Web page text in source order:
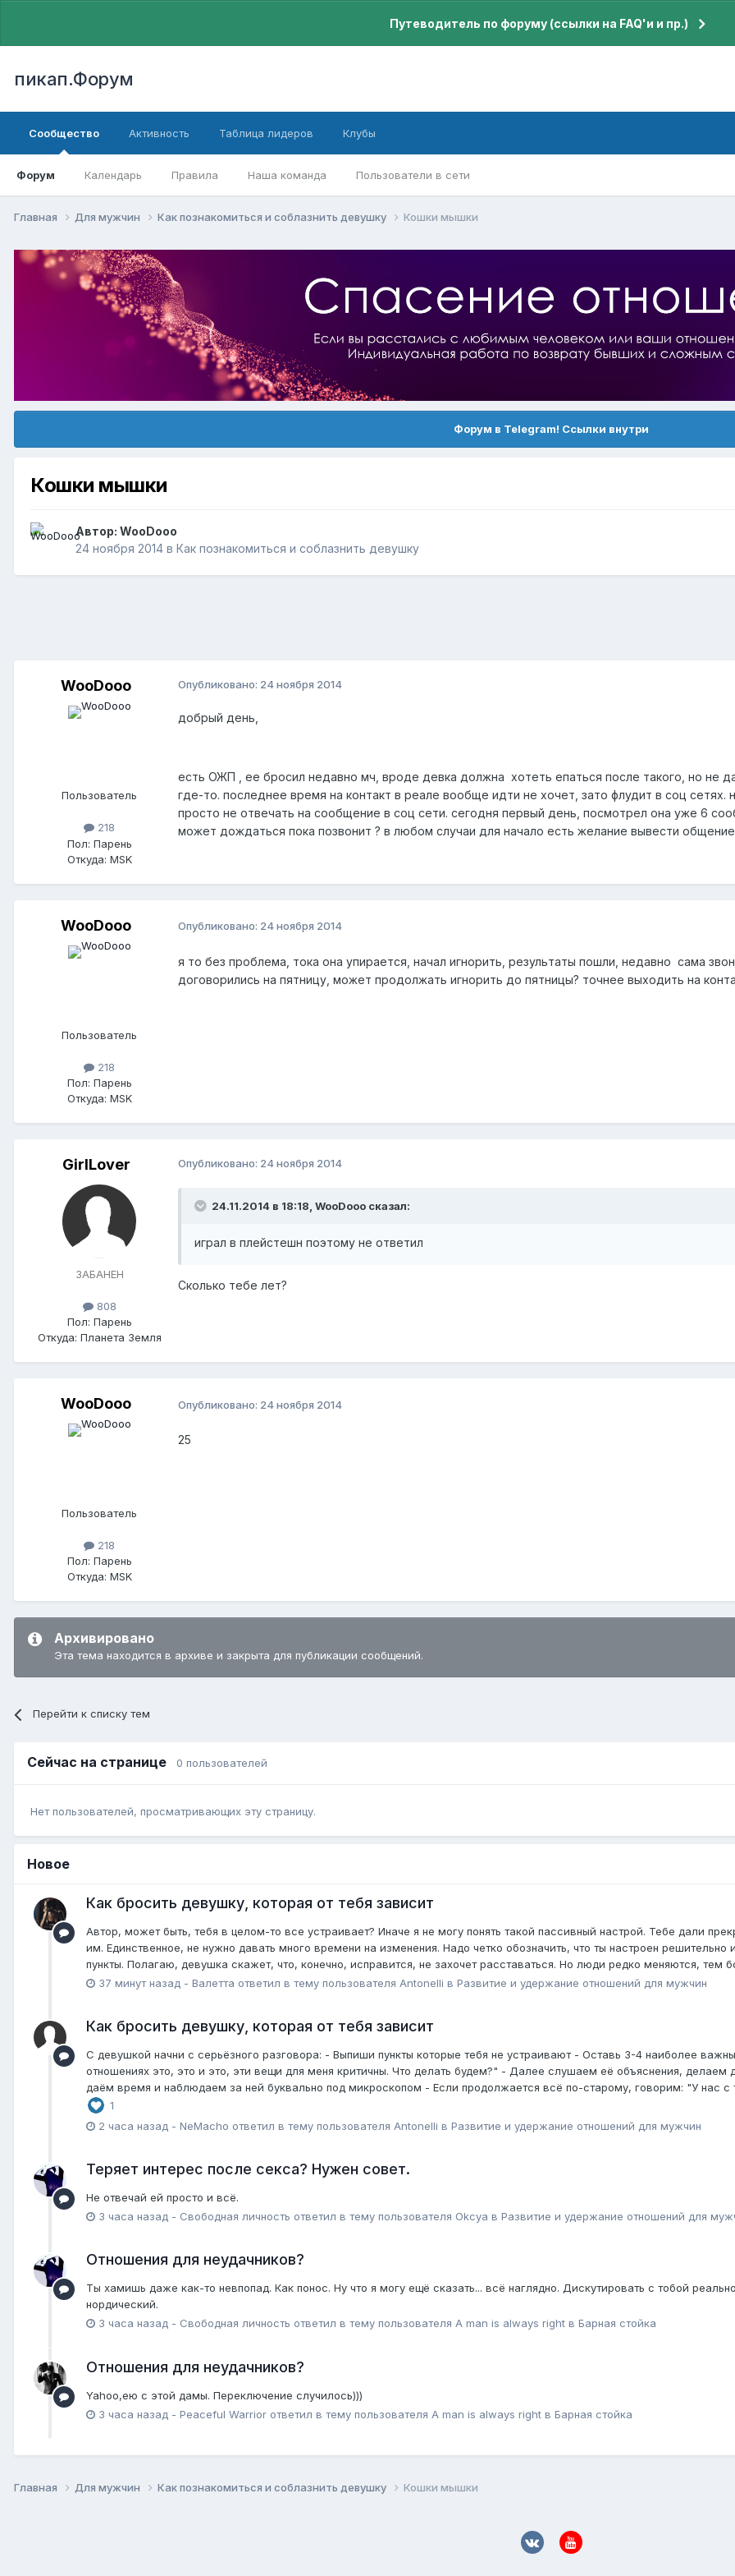
Путеводитель по форуму (ссылки на FAQ'и и пр.)
пикап.Форум
Сообщество
Форум Календарь Правила Наша команда Пользователи в сети
Активность Таблица лидеров Клубы
Главная Для мужчин Как познакомиться и соблазнить девушку Кошки мышки
Форум в Telegram! Ссылки внутри
Кошки мышки
Автор: WooDooo
24 ноября 2014 в Как познакомиться и соблазнить девушку
WooDooo
Пользователь
218
Пол: Парень
Откуда: MSK
Опубликовано: 24 ноября 2014
добрый день,
есть ОЖП , ее бросил недавно мч, вроде девка должна хотеть епаться после такого, но не
где-то. последнее время на контакт в реале вообще идти не хочет, зато флудит в соц сетях.
просто не отвечать на сообщение в соц сети. сегодня первый день, посмотрел она уже 6
может дождаться пока позвонит ? в любом случаи для начало есть желание вывести
WooDooo
Пользователь
218
Пол: Парень
Откуда: MSK
Опубликовано: 24 ноября 2014
я то без проблема, тока она упирается, начал игнорить, результаты пошли, недавно сама
договорились на пятницу, может продолжать игнорить до пятницы? точнее выходить на
GirlLover
ЗАБАНЕН
808
Пол: Парень
Откуда: Планета Земля
Опубликовано: 24 ноября 2014
24.11.2014 в 18:18, WooDooo сказал:
играл в плейстешн поэтому не ответил
Сколько тебе лет?
WooDooo
Пользователь
218
Пол: Парень
Откуда: MSK
Опубликовано: 24 ноября 2014
25
Архивировано
Эта тема находится в архиве и закрыта для публикации сообщений.
Перейти к списку тем
Сейчас на странице 0 пользователей
Нет пользователей, просматривающих эту страницу.
Новое
Как бросить девушку, которая от тебя зависит
Автор, может быть, тебя в целом-то все устраивает? Иначе я не могу понять такой пассивный настрой. Тебе дали
им. Единственное, не нужно давать много времени на изменения. Надо четко обозначить, что ты настроен решительно
пункты. Полагаю, девушка скажет, что, конечно, исправится, не захочет расставаться. Но люди редко меняются, тем
37 минут назад - Валетта ответил в тему пользователя Antonelli в Pазвитие и удержание отношений для мужчин
Как бросить девушку, которая от тебя зависит
С девушкой начни с серьёзного разговора: - Выпиши пункты которые тебя не устраивают - Оставь 3-4 наиболее
отношениях это, это и это, эти вещи для меня критичны. Что делать будем?" - Далее слушаем её объяснения,
даём время и наблюдаем за ней буквально под микроскопом - Если продолжается всё по-старому, говорим: "У нас с
1
2 часа назад - NeMacho ответил в тему пользователя Antonelli в Pазвитие и удержание отношений для мужчин
Теряет интерес после секса? Нужен совет.
Не отвечай ей просто и всё.
3 часа назад - Свободная личность ответил в тему пользователя Okcya в Pазвитие и удержание отношений для
Отношения для неудачников?
Ты хамишь даже как-то невпопад. Как понос. Ну что я могу ещё сказать... всё наглядно. Дискутировать с тобой
нордический.
3 часа назад - Свободная личность ответил в тему пользователя A man is always right в Барная стойка
Отношения для неудачников?
Yahoo,ею с этой дамы. Переключение случилось)))
3 часа назад - Peaceful Warrior ответил в тему пользователя A man is always right в Барная стойка
Главная Для мужчин Как познакомиться и соблазнить девушку Кошки мышки